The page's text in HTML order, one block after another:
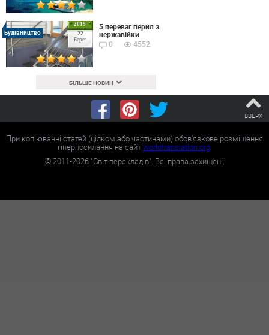
2019
22
Берез
Будівництво
5 переваг перил з
нержавійки
0
4552
БІЛЬШЕ НОВИН
ВВЕРХ
При копіюванні статей (цілком або частинами) обов'язкове розміщення
гіперпосилання на сайтworldtranslation.org.
©2011-2026"Світ перекладів". Всі права захищені.